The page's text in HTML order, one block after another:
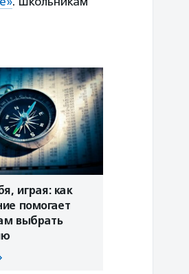
играя: как
помогает
выбрать